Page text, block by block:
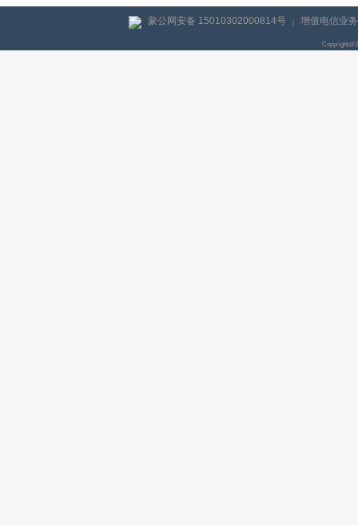
蒙公网安备 15010302000814号 | 增值电信业